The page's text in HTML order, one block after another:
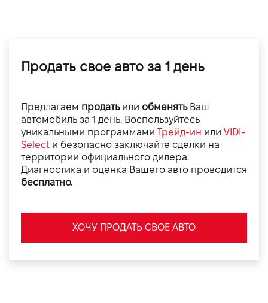
Продать свое авто за 1 день
Предлагаем продатьили обменятьВаш
автомобиль за 1 день. Воспользуйтесь
уникальными программами Трейд-ин или VIDI-
Select и безопасно заключайте сделки на
территории официального дилера.
Диагностика и оценка Вашего авто проводится
бесплатно.
ХОЧУ ПРОДАТЬ СВОЕ АВТО